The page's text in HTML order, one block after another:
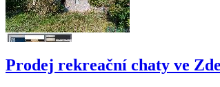
Prodej rekreační chaty ve